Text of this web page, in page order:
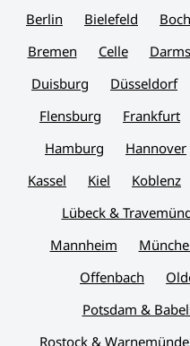
Berlin
Bielefeld
Bremen
Celle
Duisburg
Düsseldorf
Flensburg
Frankfurt
Hamburg
Hannover
Kassel
Kiel Koblenz
Lübeck &
Mannheim
Offenbach
Potsdam &
Rostock & Warnemünde